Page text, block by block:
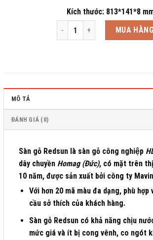
Kích thước: 813*141*8
Sàn gỗ RedSun R68 số lượng
MUA HÀNG
MÔ TẢ
ĐÁNH GIÁ (0)
Sàn gỗ Redsun là sàn gỗ công nghiệp
dây chuyền Homag (Đức), có mặt trên
10 năm, được sản xuất bởi công ty
Với hơn 20 mã màu đa dạng, phù hợp
cầu sở thích của khách hàng.
Sàn gỗ Redsun có khả năng chịu
mức giá và ít bị cong vênh, co ngót